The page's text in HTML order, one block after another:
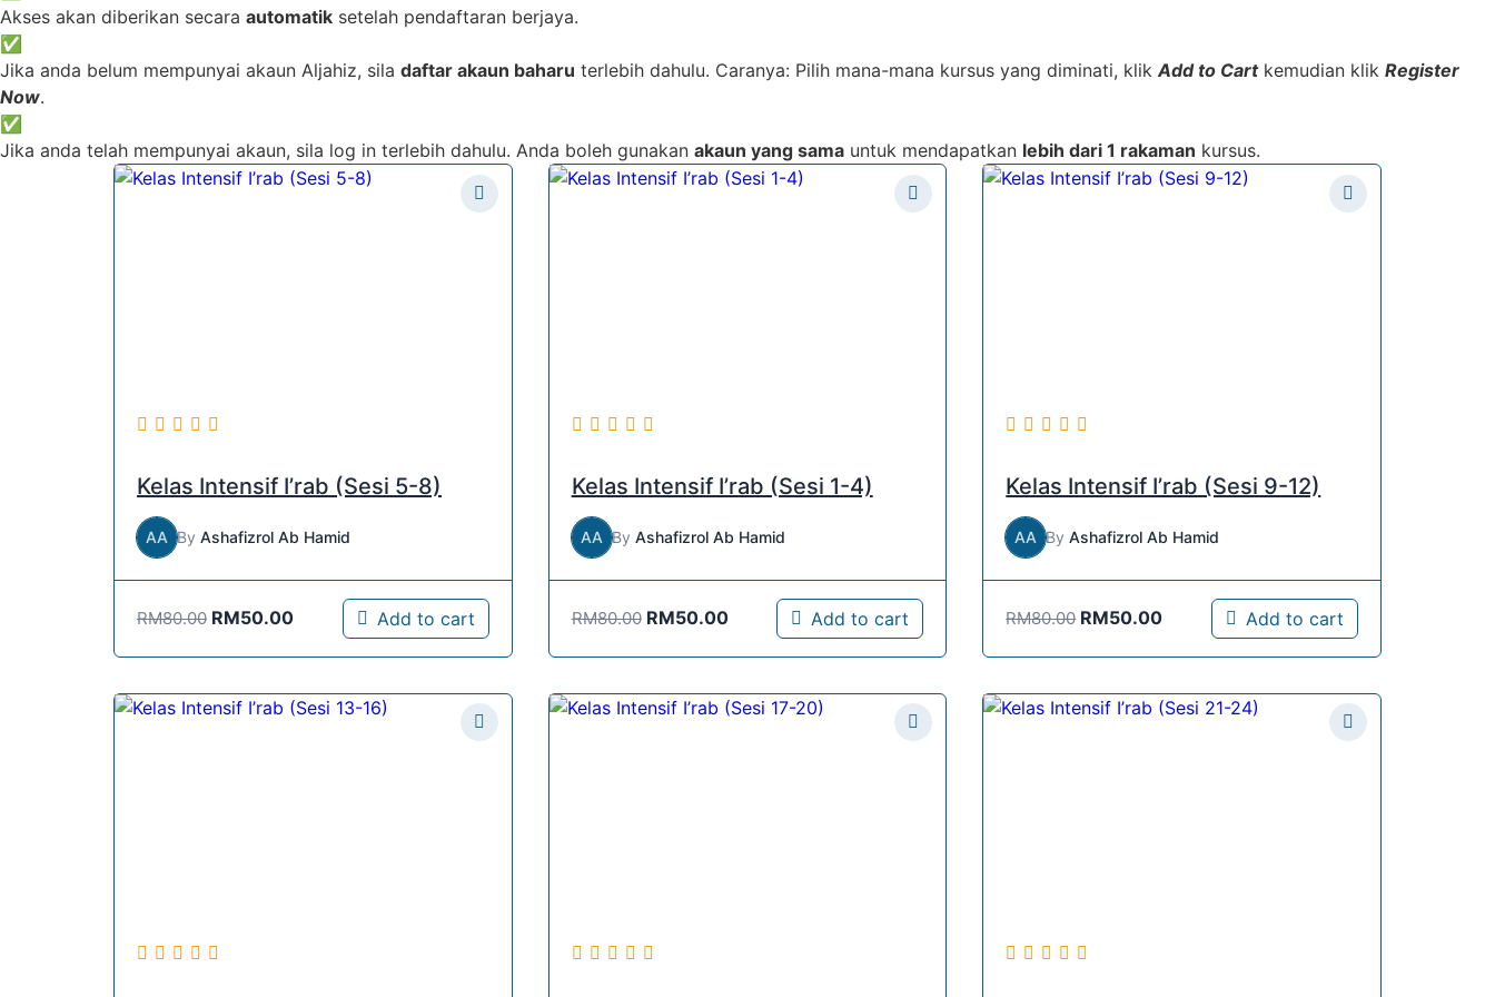
Akses akan diberikan secara automatik setelah pendaftaran berjaya.
✅
Jika anda belum mempunyai akaun Aljahiz, sila daftar akaun baharu terlebih dahulu. Caranya: Pilih mana-mana kursus yang diminati, klikAdd to Cartkemudian klik Register
Now.
✅
Jika anda telah mempunyai akaun, sila log in terlebih dahulu. Anda boleh gunakan akaun yang sama untuk mendapatkan lebih dari 1 rakaman kursus.
Kelas Intensif I’rab (Sesi 5-8)
AA By Ashafizrol Ab Hamid
RM80.00 Original
RM80.00.
RM50.00 Current
RM50.00.
Add to cart
Kelas Intensif I’rab (Sesi 1-4)
AA By Ashafizrol Ab Hamid
RM80.00 Original
RM80.00.
RM50.00Current
RM50.00.
Add to cart
Kelas Intensif I’rab (Sesi 9-12)
AA By Ashafizrol Ab Hamid
RM80.00 Original
RM80.00.
RM50.00 Current
RM50.00.
Add to cart